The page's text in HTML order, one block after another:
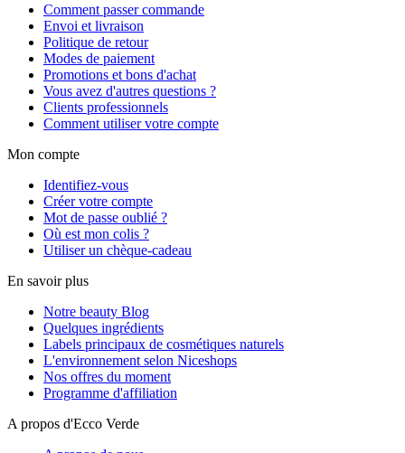
Comment passer commande
Envoi et livraison
Politique de retour
Modes de paiement
Promotions et bons d'achat
Vous avez d'autres questions ?
Clients professionnels
Comment utiliser votre compte
Mon compte
Identifiez-vous
Créer votre compte
Mot de passe oublié ?
Où est mon colis ?
Utiliser un chèque-cadeau
En savoir plus
Notre beauty Blog
Quelques ingrédients
Labels principaux de cosmétiques naturels
L'environnement selon Niceshops
Nos offres du moment
Programme d'affiliation
A propos d'Ecco Verde